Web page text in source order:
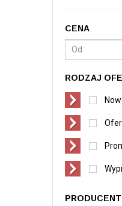
CENA
RODZAJ
PRODUCENT